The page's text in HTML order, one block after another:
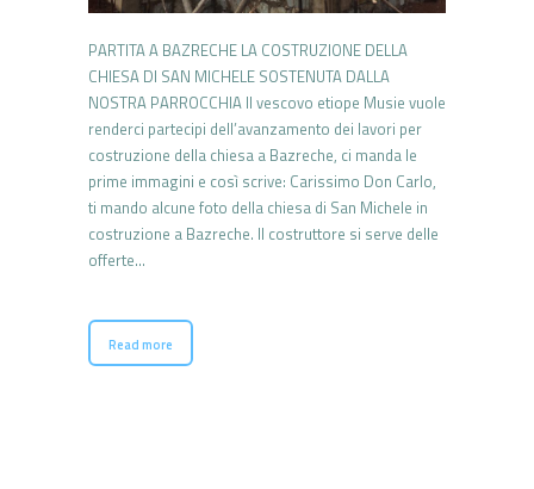
PARTITA A BAZRECHE LA COSTRUZIONE DELLA
CHIESA DI SAN MICHELE SOSTENUTA DALLA
NOSTRA PARROCCHIA Il vescovo etiope Musie vuole
renderci partecipi dell’avanzamento dei lavori per
costruzione della chiesa a Bazreche, ci manda le
prime immagini e così scrive: Carissimo Don Carlo,
ti mando alcune foto della chiesa di San Michele in
costruzione a Bazreche. Il costruttore si serve delle
offerte…
Read more